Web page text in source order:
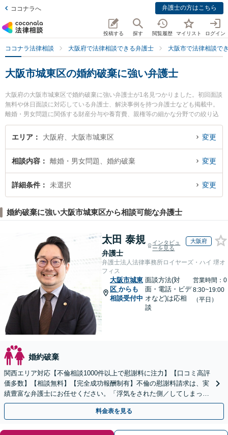
ココナラへ 弁護士の方はこちら
投稿する 探す 閲覧履歴 マイリスト ログイン
ココナラ法律相談 大阪府で法律相談できる弁護士 大阪市で法律相談で
大阪市城東区の婚約破棄に強い弁護士
大阪府の大阪市城東区で婚約破棄に強い弁護士が1名見つかりました。初回面談
無料や休日面談に対応している弁護士、解決事例を持つ弁護士なども掲載中。
離婚・男女問題に関係する財産分与や養育費、親権等の細かな分野での絞り込
み検索もでき便利です。特に弁護士法人ももとせ 今福法律事務所の辻 和弥弁護
士のプロフィール情報や弁護士費用、強みなどが注目されています。『大阪市
『初回相談無料で婚約破棄を法律相談できる大阪市城東区内の弁護士に相談予
約したい』などでお困りの相談者さんにおすすめです。
エリア 大阪府、大阪市城東区 変更
相談内容 離婚・男女問題、婚約破棄 変更
詳細条件 未選択 変更
婚約破棄に強い大阪市城東区から相談可能な弁護士
太田 泰規
弁護士
インタビュ
ーを見る
大阪府
弁護士法人法律事務所ロイヤーズ・ハイ 堺オ
フィス
大阪市城東
区 からも
相談受付中
面談方法(対
面・電話・ビデ
オなど)は応相
談
営業時間：0
8:30~19:00
（平日）
婚約破棄
関西エリア対応【不倫相談1000件以上で慰謝料に注力】【口コミ高評
価多数】【相談無料】【完全成功報酬制有】不倫の慰謝料請求は、実
績豊富な弁護士にお任せください。「浮気をされた側／してしまった
側両方対応」人情派弁護士！
料金表を見る